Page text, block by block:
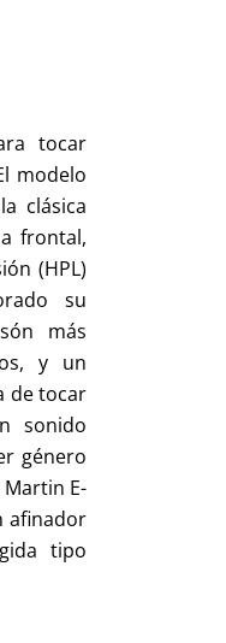
tocar
modelo
clásica
frontal,
(HPL)
su
más
y un
de tocar
sonido
género
E-
afinador
tipo